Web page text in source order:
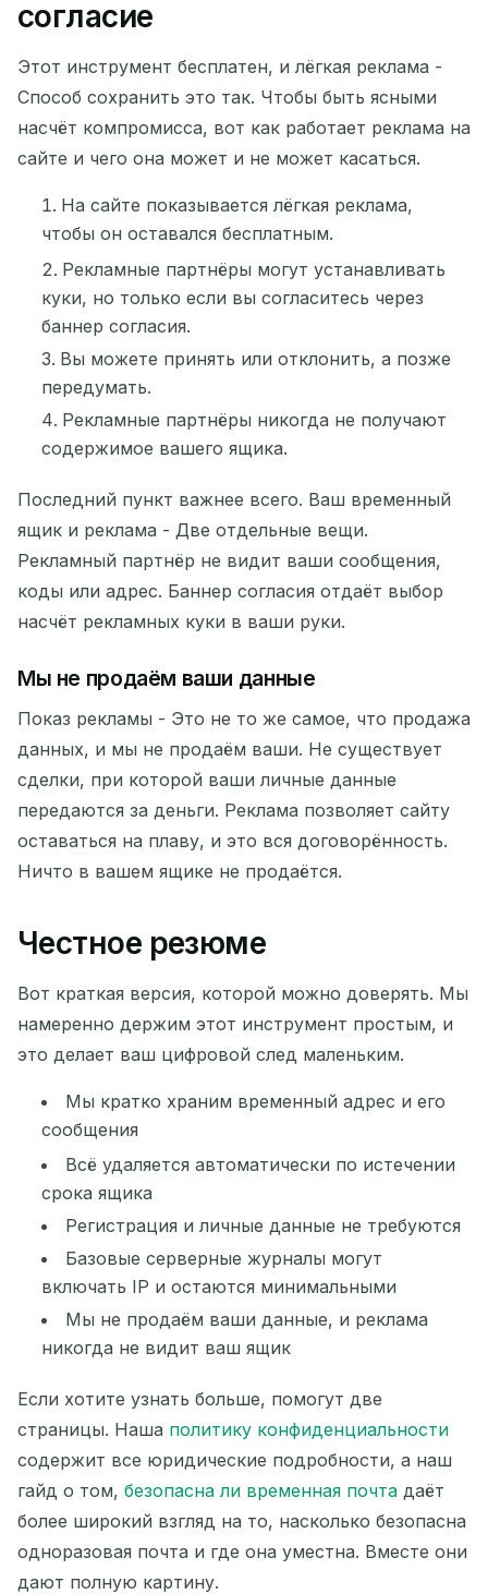
согласие
Этот инструмент бесплатен, и лёгкая реклама -
Способ сохранить это так. Чтобы быть ясными
насчёт компромисса, вот как работает реклама на
сайте и чего она может и не может касаться.
На сайте показывается лёгкая реклама,
чтобы он оставался бесплатным.
Рекламные партнёры могут устанавливать
куки, но только если вы согласитесь через
баннер согласия.
Вы можете принять или отклонить, а позже
передумать.
Рекламные партнёры никогда не получают
содержимое вашего ящика.
Последний пункт важнее всего. Ваш временный
ящик и реклама - Две отдельные вещи.
Рекламный партнёр не видит ваши сообщения,
коды или адрес. Баннер согласия отдаёт выбор
насчёт рекламных куки в ваши руки.
Мы не продаём ваши данные
Показ рекламы - Это не то же самое, что продажа
данных, и мы не продаём ваши. Не существует
сделки, при которой ваши личные данные
передаются за деньги. Реклама позволяет сайту
оставаться на плаву, и это вся договорённость.
Ничто в вашем ящике не продаётся.
Честное резюме
Вот краткая версия, которой можно доверять. Мы
намеренно держим этот инструмент простым, и
это делает ваш цифровой след маленьким.
Мы кратко храним временный адрес и его
сообщения
Всё удаляется автоматически по истечении
срока ящика
Регистрация и личные данные не требуются
Базовые серверные журналы могут
включать IP и остаются минимальными
Мы не продаём ваши данные, и реклама
никогда не видит ваш ящик
Если хотите узнать больше, помогут две
страницы. Наша политику конфиденциальности
содержит все юридические подробности, а наш
гайд о том, безопасна ли временная почта даёт
более широкий взгляд на то, насколько безопасна
одноразовая почта и где она уместна. Вместе они
дают полную картину.